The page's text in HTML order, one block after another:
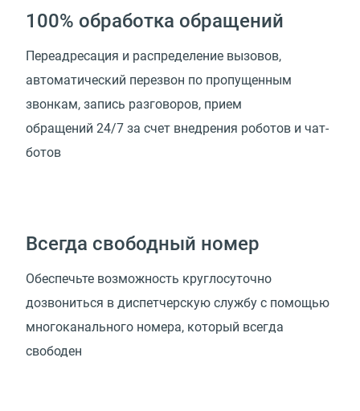
100% обработка обращений
Переадресация и распределение вызовов,
автоматический перезвон по пропущенным
звонкам, запись разговоров, прием
обращений 24/7 за счет внедрения роботов и чат-
ботов
Всегда свободный номер
Обеспечьте возможность круглосуточно
дозвониться в диспетчерскую службу с помощью
многоканального номера, который всегда
свободен